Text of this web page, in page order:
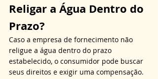
Religar a Água Dentro do
Prazo?
Caso a empresa de fornecimento não
religue a água dentro do prazo
estabelecido, o consumidor pode buscar
seus direitos e exigir uma compensação.